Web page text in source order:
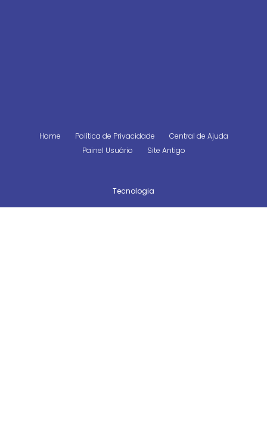
Home Política de Privacidade
Central de Ajuda
Painel Usuário
Site Antigo
Tecnologia